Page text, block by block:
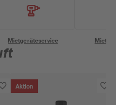
Mietgeräteservice
Aktion